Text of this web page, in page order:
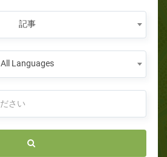
記事
All Languages